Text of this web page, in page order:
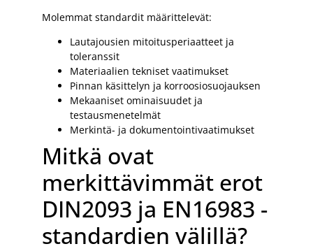
Molemmat standardit määrittelevät:
Lautajousien mitoitusperiaatteet ja
toleranssit
Materiaalien tekniset vaatimukset
Pinnan käsittelyn ja korroosiosuojauksen
Mekaaniset ominaisuudet ja
testausmenetelmät
Merkintä- ja dokumentointivaatimukset
Mitkä ovat
merkittävimmät erot
DIN2093 ja EN16983 -
standardien välillä?